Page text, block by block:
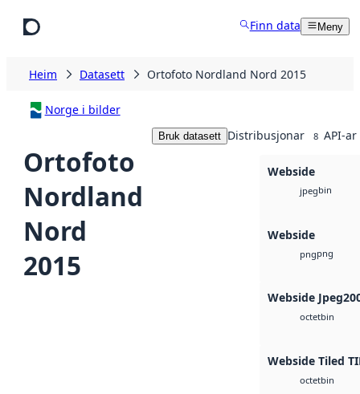
Finn data Meny
Heim Datasett Ortofoto Nordland Nord 2015
Norge i bilder
Ortofoto
Nordland
Nord
2015
Bruk datasett Distribusjonar 8 API-ar
Webside
jpegbin
Webside
pngpng
Webside
octetbin
Webside Tiled
octetbin